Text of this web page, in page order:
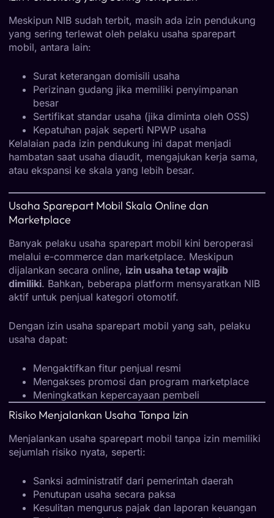
Meskipun NIB sudah terbit, masih ada izin pendukung
yang sering terlewat oleh pelaku usaha sparepart
mobil, antara lain:
Surat keterangan domisili usaha
Perizinan gudang jika memiliki penyimpanan
besar
Sertifikat standar usaha (jika diminta oleh OSS)
Kepatuhan pajak seperti NPWP usaha
Kelalaian pada izin pendukung ini dapat menjadi
hambatan saat usaha diaudit, mengajukan kerja sama,
atau ekspansi ke skala yang lebih besar.
Usaha Sparepart Mobil Skala Online dan
Marketplace
Banyak pelaku usaha sparepart mobil kini beroperasi
melalui e-commerce dan marketplace. Meskipun
dijalankan secara online, izin usaha tetap wajib
dimiliki. Bahkan, beberapa platform mensyaratkan NIB
aktif untuk penjual kategori otomotif.
Dengan izin usaha sparepart mobil yang sah, pelaku
usaha dapat:
Mengaktifkan fitur penjual resmi
Mengakses promosi dan program marketplace
Meningkatkan kepercayaan pembeli
Risiko Menjalankan Usaha Tanpa Izin
Menjalankan usaha sparepart mobil tanpa izin memiliki
sejumlah risiko nyata, seperti:
Sanksi administratif dari pemerintah daerah
Penutupan usaha secara paksa
Kesulitan mengurus pajak dan laporan keuangan